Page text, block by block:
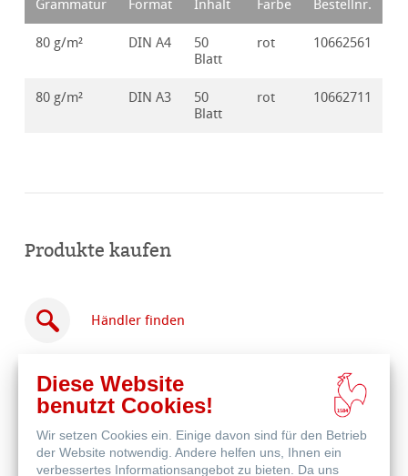
Grammatur Format Inhalt Farbe Bestellnr.
80 g/m² DIN A4
50
Blatt
rot 10662561
80 g/m² DIN A3
50
Blatt
rot 10662711
Produkte kaufen
Händler finden
Online
kaufen
Diese Website
benutzt Cookies!
Wir setzen Cookies ein. Einige davon sind für den Betrieb
der Website notwendig. Andere helfen uns, Ihnen ein
verbessertes Informationsangebot zu bieten. Da uns